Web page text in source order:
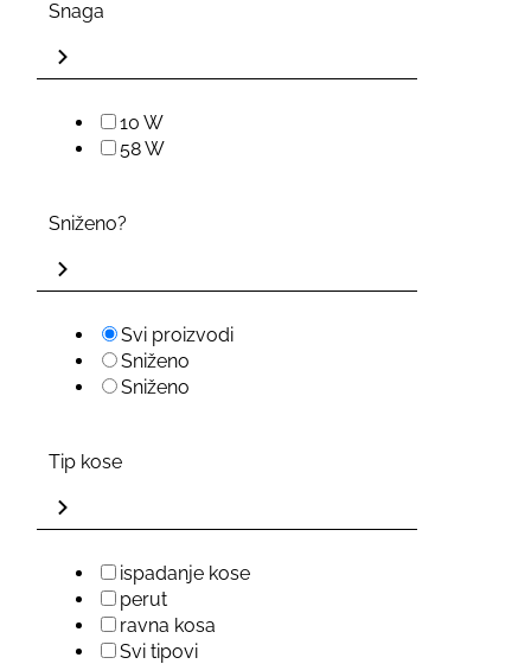
Snaga
10 W
58 W
Sniženo?
Svi proizvodi
Sniženo
Sniženo
Tip kose
ispadanje kose
perut
ravna kosa
Svi tipovi